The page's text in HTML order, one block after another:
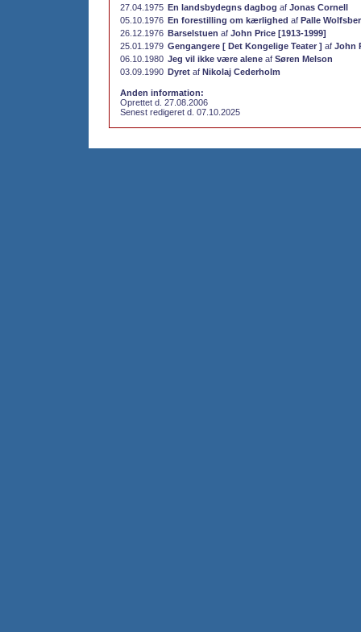
27.04.1975 En landsbydegns dagbog af Jonas Cornell
05.10.1976 En forestilling om kærlighed af Palle
26.12.1976 Barselstuen af John Price [1913-1999]
25.01.1979 Gengangere [ Det Kongelige Teater ] af John
06.10.1980 Jeg vil ikke være alene af Søren Melson
03.09.1990 Dyret af Nikolaj Cederholm
Anden information:
Oprettet d. 27.08.2006
Senest redigeret d. 07.10.2025